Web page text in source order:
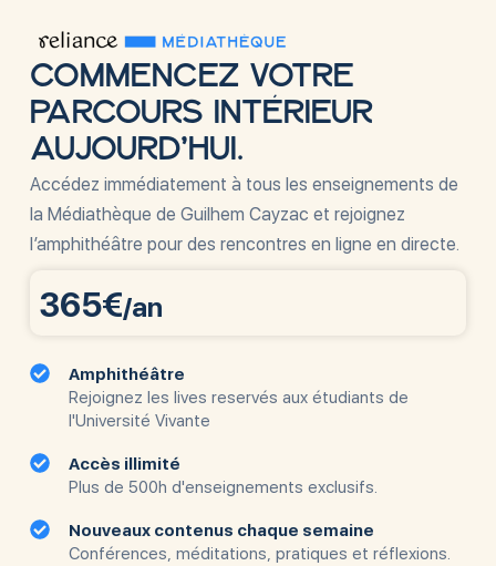
COMMENCEZ VOTRE
PARCOURS INTÉRIEUR
AUJOURD'HUI.
Accédez immédiatement à tous les enseignements de
la Médiathèque de Guilhem Cayzac et rejoignez
l’amphithéâtre pour des rencontres en ligne en directe.
365€/an
Amphithéâtre
Rejoignez les lives reservés aux étudiants de
l'Université Vivante
Accès illimité
Plus de 500h d'enseignements exclusifs.
Nouveaux contenus chaque semaine
Conférences, méditations, pratiques et réflexions.